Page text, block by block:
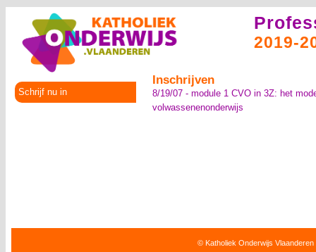
2019-
Schrijf nu in
Inschrijven
8/19/07 - module 1 CVO in 3Z: het
volwassenenonderwijs
© Katholiek Onderwijs